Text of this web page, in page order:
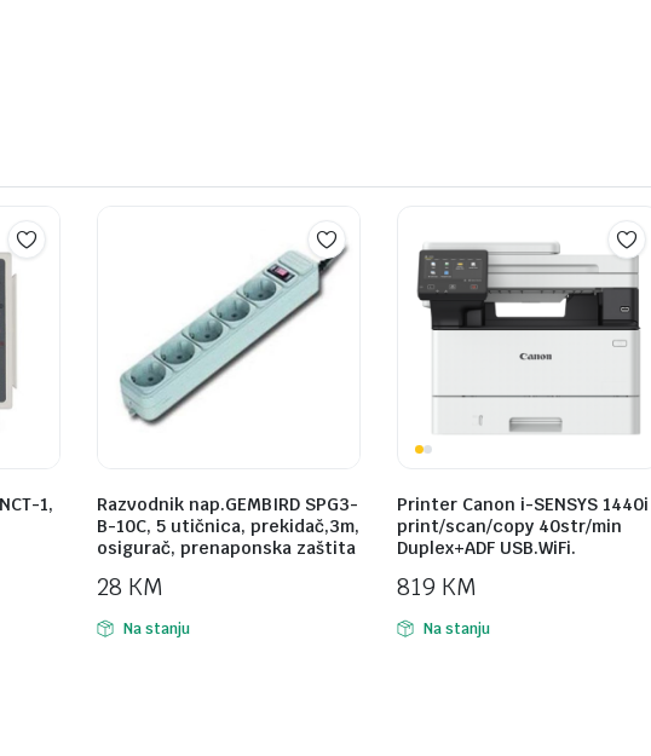
1,
Razvodnik nap.GEMBIRD SPG3-
B-10C, 5 utičnica, prekidač,3m,
osigurač, prenaponska zaštita
28 KM
Na stanju
Printer Canon i-SENSYS 1440i
print/scan/copy 40str/min
Duplex+ADF USB.WiFi.
819 KM
Na stanju